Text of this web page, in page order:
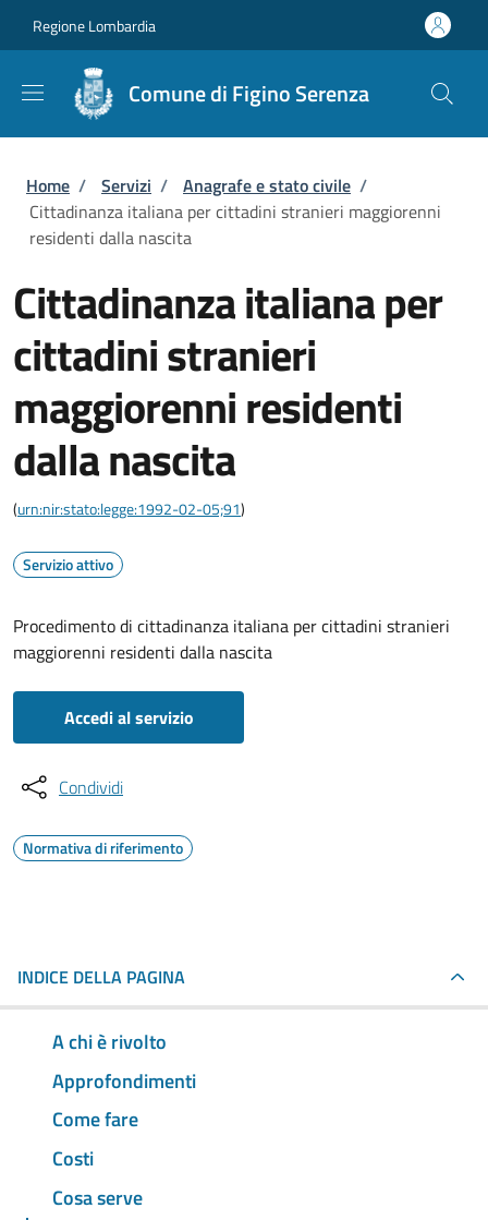
Regione Lombardia
Comune di Figino Serenza
Briciole di pane
Home / Servizi / Anagrafe e stato civile /
Cittadinanza italiana per cittadini stranieri maggiorenni
residenti dalla nascita
Cittadinanza italiana per
cittadini stranieri
maggiorenni residenti
dalla nascita
(urn:nir:stato:legge:1992-02-05;91)
Servizio attivo
Procedimento di cittadinanza italiana per cittadini stranieri
maggiorenni residenti dalla nascita
Accedi al servizio
Condividi
Normativa di riferimento
INDICE DELLA PAGINA
A chi è rivolto
Approfondimenti
Come fare
Costi
Cosa serve